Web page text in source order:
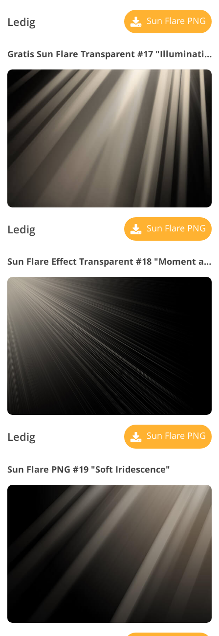
Ledig Sun Flare PNG
Gratis Sun Flare Transparent #17 "Illuminations"
Ledig Sun Flare PNG
Sun Flare Effect Transparent #18 "Moment af Klarhed"
Ledig Sun Flare PNG
Sun Flare PNG #19 "Soft Iridescence"